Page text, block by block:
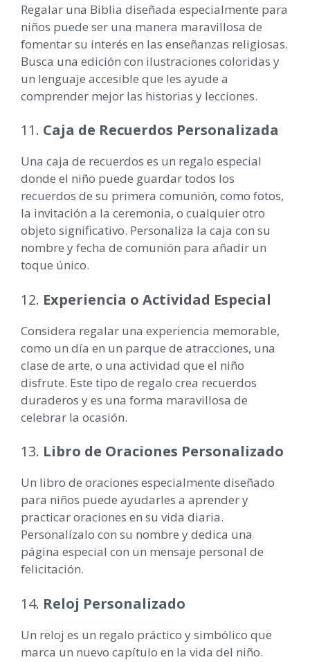
Regalar una Biblia diseñada especialmente para
niños puede ser una manera maravillosa de
fomentar su interés en las enseñanzas religiosas.
Busca una edición con ilustraciones coloridas y
un lenguaje accesible que les ayude a
comprender mejor las historias y lecciones.
11. Caja de Recuerdos Personalizada
Una caja de recuerdos es un regalo especial
donde el niño puede guardar todos los
recuerdos de su primera comunión, como fotos,
la invitación a la ceremonia, o cualquier otro
objeto significativo. Personaliza la caja con su
nombre y fecha de comunión para añadir un
toque único.
12. Experiencia o Actividad Especial
Considera regalar una experiencia memorable,
como un día en un parque de atracciones, una
clase de arte, o una actividad que el niño
disfrute. Este tipo de regalo crea recuerdos
duraderos y es una forma maravillosa de
celebrar la ocasión.
13. Libro de Oraciones Personalizado
Un libro de oraciones especialmente diseñado
para niños puede ayudarles a aprender y
practicar oraciones en su vida diaria.
Personalízalo con su nombre y dedica una
página especial con un mensaje personal de
felicitación.
14. Reloj Personalizado
Un reloj es un regalo práctico y simbólico que
marca un nuevo capítulo en la vida del niño.